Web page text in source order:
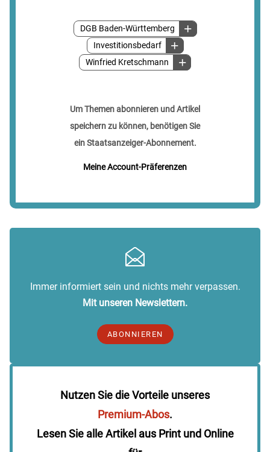
DGB Baden-Württemberg
Investitionsbedarf
Winfried Kretschmann
Um Themen abonnieren und Artikel
speichern zu können, benötigen Sie
ein Staatsanzeiger-Abonnement.
Meine Account-Präferenzen
Immer informiert sein und nichts mehr verpassen.
Mit unseren Newslettern.
ABONNIEREN
Nutzen Sie die Vorteile unseres
Premium-Abos.
Lesen Sie alle Artikel aus Print und Online